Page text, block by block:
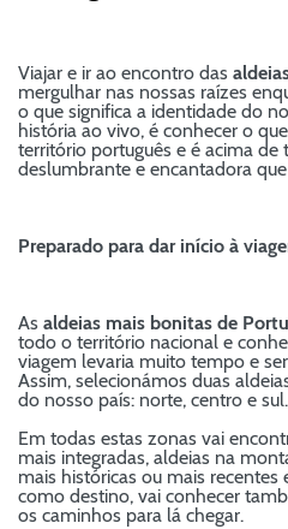
Viajar e ir ao encontro das
mergulhar nas nossas raízes
o que significa a identidade do
história ao vivo, é conhecer o
território português e é acima
deslumbrante e encantadora
Preparado para dar início à
As aldeias mais bonitas de
todo o território nacional e
viagem levaria muito tempo e
Assim, selecionámos duas
do nosso país: norte, centro e sul.
Em todas estas zonas vai
mais integradas, aldeias na
mais históricas ou mais recentes
como destino, vai conhecer
os caminhos para lá chegar.